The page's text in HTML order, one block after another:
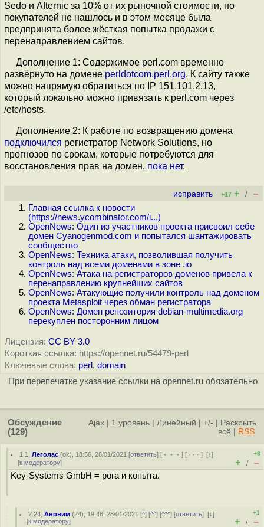
Sedo и Afternic за 10% от их рыночной стоимости, но
покупателей не нашлось и в этом месяце была
предпринята более жёсткая попытка продажи с
перенаправлением сайтов.
Дополнение 1: Содержимое perl.com временно
развёрнуто на домене perldotcom.perl.org. К сайту также
можно напрямую обратиться по IP 151.101.2.13,
который локально можно привязать к perl.com через
/etc/hosts.
Дополнение 2: К работе по возвращению домена
подключился регистратор Network Solutions, но
прогнозов по срокам, которые потребуются для
восстановления прав на домен, пока нет.
исправить +17 + / –
Главная ссылка к новости
(https://news.ycombinator.com/i...)
OpenNews: Один из участников проекта присвоил себе
домен Cyanogenmod.com и попытался шантажировать
сообщество
OpenNews: Техника атаки, позволившая получить
контроль над всеми доменами в зоне .io
OpenNews: Атака на регистраторов доменов привела к
перенаправлению крупнейших сайтов
OpenNews: Атакующие получили контроль над доменом
проекта Metasploit через обман регистратора
OpenNews: Домен репозитория debian-multimedia.org
перекуплен посторонним лицом
Лицензия: CC BY 3.0
Короткая ссылка: https://opennet.ru/54479-perl
Ключевые слова: perl , domain
При перепечатке указание ссылки на opennet.ru обязательно
Обсуждение
(129)
Ajax 1 уровень Линейный +/-
Раскрыть
всё
RSS
1.1 ,Леголас (ok), 18:56, 28/01/2021 [ответить] [ ﹢﹢﹢] [ · · ·][↓]
[к модератору]
+8
+ / –
Key-Systems GmbH = рога и копыта.
2.24 ,Аноним (24), 19:46, 28/01/2021 [^] [^^] [^^^] [ответить][↓]
[к модератору]
+1
+ / –